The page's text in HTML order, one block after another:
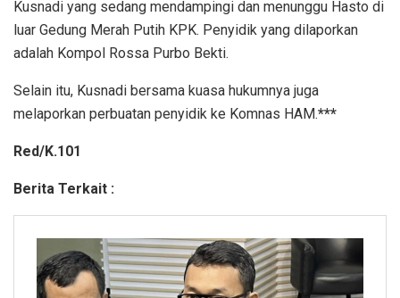
Kusnadi yang sedang mendampingi dan menunggu Hasto di
luar Gedung Merah Putih KPK. Penyidik yang dilaporkan
adalah Kompol Rossa Purbo Bekti.
Selain itu, Kusnadi bersama kuasa hukumnya juga
melaporkan perbuatan penyidik ke Komnas HAM.***
Red/K.101
Berita Terkait :